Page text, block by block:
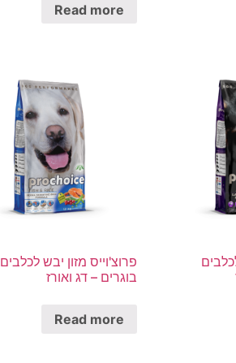
Read more
פרוצ'וייס מזון יבש לכלבים
בוגרים – דג ואורז
Read more